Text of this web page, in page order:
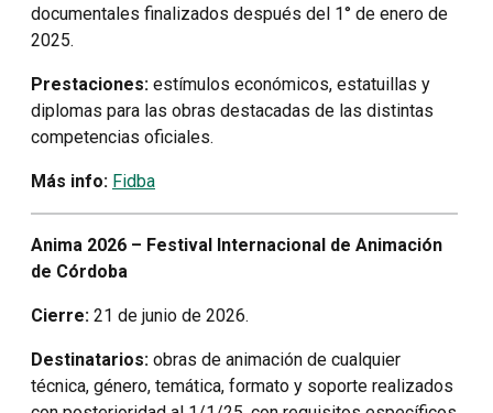
documentales finalizados después del 1° de enero de
2025.
Prestaciones: estímulos económicos, estatuillas y
diplomas para las obras destacadas de las distintas
competencias oficiales.
Más info: Fidba
Anima 2026 – Festival Internacional de Animación
de Córdoba
Cierre: 21 de junio de 2026.
Destinatarios: obras de animación de cualquier
técnica, género, temática, formato y soporte realizados